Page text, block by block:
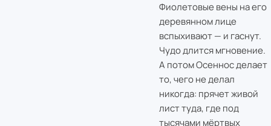
Фиолетовые вены на его
деревянном лице
вспыхивают — и гаснут.
Чудо длится мгновение.
А потом Осеннос делает
то, чего не делал
никогда: прячет живой
лист туда, где под
тысячами мёртвых